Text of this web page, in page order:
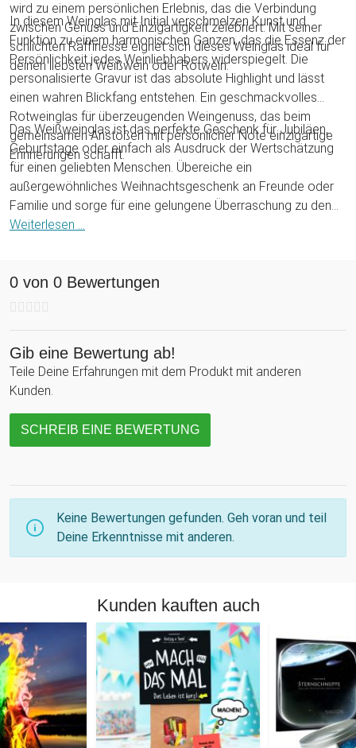
wird zu einem persönlichen Erlebnis, das die Verbindung
zwischen Genuss und Einzigartigkeit zelebriert. Mit seiner
schlichten Raffinesse eignet sich dieses Weinglas ideal für
deinen liebsten Weißwein oder Rotwein.
In diesem Weinglas mit Initial verschmelzen Kunst und
Funktion zu einem harmonischen Ganzen, das die Essenz der
Persönlichkeit jedes Weinliebhabers widerspiegelt. Die
personalisierte Gravur ist das absolute Highlight und lässt
einen wahren Blickfang entstehen. Ein geschmackvolles
Rotweinglas für überzeugenden Weingenuss, das beim
gemeinsamen Anstoßen mit persönlicher Note einzigartige
Erinnerungen schafft.
Das Weißweinglas ist das perfekte Geschenk für Jubiläen,
Geburtstage oder einfach als Ausdruck der Wertschätzung
für einen geliebten Menschen. Übereiche ein
außergewöhnliches Weihnachtsgeschenk an Freunde oder
Familie und sorge für eine gelungene Überraschung zu den
Feierlichkeiten. Jeder Weinliebhaber wird von dem 500 ml
Weiterlesen ...
0 von 0 Bewertungen
Gib eine Bewertung ab!
Teile Deine Erfahrungen mit dem Produkt mit anderen
Kunden.
SCHREIB EINE BEWERTUNG
Keine Bewertungen gefunden. Geh voran und teil
Deine Erkenntnisse mit anderen.
Kunden kauften auch